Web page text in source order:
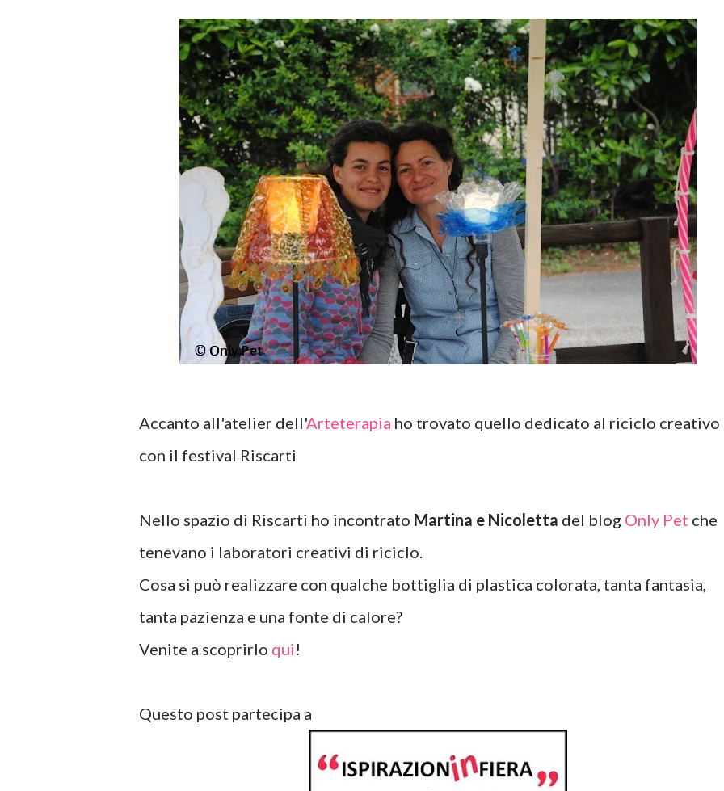
Accanto all'atelier dell'Arteterapia ho trovato quello dedicato al riciclo creativo
con il festival Riscarti
Nello spazio di Riscarti ho incontrato Martina e Nicoletta del blog Only Pet che
tenevano i laboratori creativi di riciclo.
Cosa si può realizzare con qualche bottiglia di plastica colorata, tanta fantasia,
tanta pazienza e una fonte di calore?
Venite a scoprirlo qui !
Questo post partecipa a